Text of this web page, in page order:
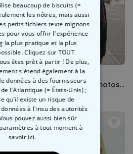
Sweat à capuche
personnalisé avec photos
en noir et blanc et texte
39,99 €
beaucoup de biscuits (=
les nôtres, mais aussi
petits fichiers texte mignons
pour vous offrir l'expérience
la plus pratique et la plus
Cliquez sur TOUT
êtes prêt à partir ! De plus,
s'étend également à la
données à des fournisseurs
l'Atlantique (= États-Unis) ;
qu'il existe un risque de
à l'insu des autorités
pouvez aussi bien sûr
à tout momentà
savoir ici.